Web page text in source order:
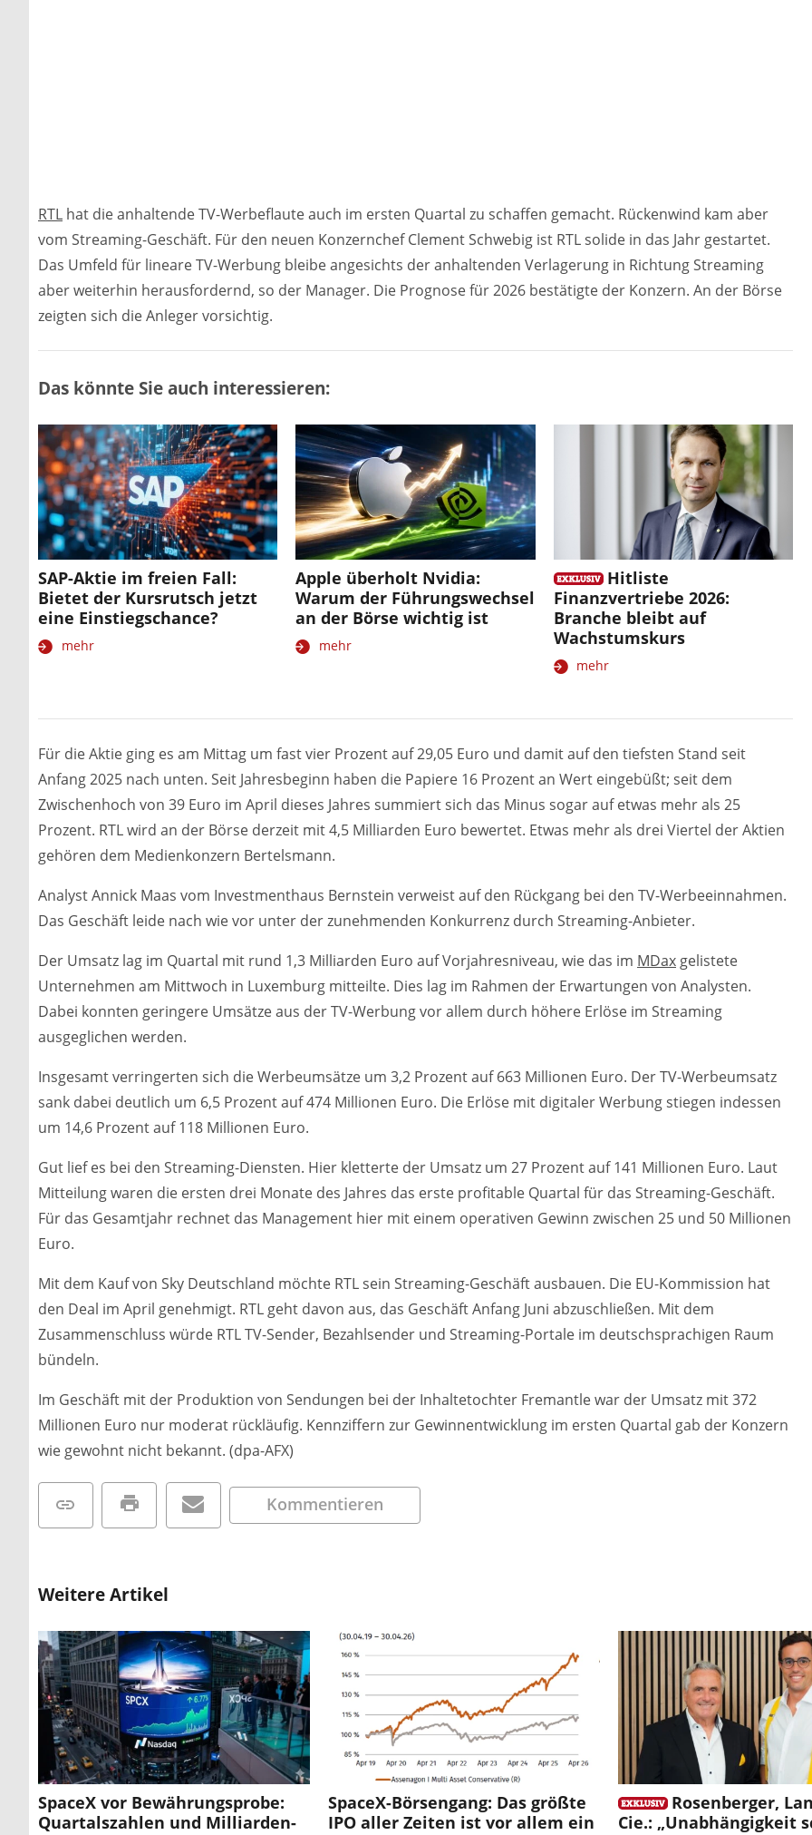
RTL hat die anhaltende TV-Werbeflaute auch im ersten Quartal zu schaffen gemacht. Rückenwind kam aber
vom Streaming-Geschäft. Für den neuen Konzernchef Clement Schwebig ist RTL solide in das Jahr gestartet.
Das Umfeld für lineare TV-Werbung bleibe angesichts der anhaltenden Verlagerung in Richtung Streaming
aber weiterhin herausfordernd, so der Manager. Die Prognose für 2026 bestätigte der Konzern. An der Börse
zeigten sich die Anleger vorsichtig.
Das könnte Sie auch interessieren:
SAP-Aktie im freien Fall:
Bietet der Kursrutsch jetzt
eine Einstiegschance?
mehr
Apple überholt Nvidia:
Warum der Führungswechsel
an der Börse wichtig ist
mehr
Hitliste
Finanzvertriebe 2026:
Branche bleibt auf
Wachstumskurs
mehr
Für die Aktie ging es am Mittag um fast vier Prozent auf 29,05 Euro und damit auf den tiefsten Stand seit
Anfang 2025 nach unten. Seit Jahresbeginn haben die Papiere 16 Prozent an Wert eingebüßt; seit dem
Zwischenhoch von 39 Euro im April dieses Jahres summiert sich das Minus sogar auf etwas mehr als 25
Prozent. RTL wird an der Börse derzeit mit 4,5 Milliarden Euro bewertet. Etwas mehr als drei Viertel der Aktien
gehören dem Medienkonzern Bertelsmann.
Analyst Annick Maas vom Investmenthaus Bernstein verweist auf den Rückgang bei den TV-Werbeeinnahmen.
Das Geschäft leide nach wie vor unter der zunehmenden Konkurrenz durch Streaming-Anbieter.
Der Umsatz lag im Quartal mit rund 1,3 Milliarden Euro auf Vorjahresniveau, wie das im MDax gelistete
Unternehmen am Mittwoch in Luxemburg mitteilte. Dies lag im Rahmen der Erwartungen von Analysten.
Dabei konnten geringere Umsätze aus der TV-Werbung vor allem durch höhere Erlöse im Streaming
ausgeglichen werden.
Insgesamt verringerten sich die Werbeumsätze um 3,2 Prozent auf 663 Millionen Euro. Der TV-Werbeumsatz
sank dabei deutlich um 6,5 Prozent auf 474 Millionen Euro. Die Erlöse mit digitaler Werbung stiegen indessen
um 14,6 Prozent auf 118 Millionen Euro.
Gut lief es bei den Streaming-Diensten. Hier kletterte der Umsatz um 27 Prozent auf 141 Millionen Euro. Laut
Mitteilung waren die ersten drei Monate des Jahres das erste profitable Quartal für das Streaming-Geschäft.
Für das Gesamtjahr rechnet das Management hier mit einem operativen Gewinn zwischen 25 und 50 Millionen
Euro.
Mit dem Kauf von Sky Deutschland möchte RTL sein Streaming-Geschäft ausbauen. Die EU-Kommission hat
den Deal im April genehmigt. RTL geht davon aus, das Geschäft Anfang Juni abzuschließen. Mit dem
Zusammenschluss würde RTL TV-Sender, Bezahlsender und Streaming-Portale im deutschsprachigen Raum
bündeln.
Im Geschäft mit der Produktion von Sendungen bei der Inhaltetochter Fremantle war der Umsatz mit 372
Millionen Euro nur moderat rückläufig. Kennziffern zur Gewinnentwicklung im ersten Quartal gab der Konzern
wie gewohnt nicht bekannt. (dpa-AFX)
Kommentieren
Weitere Artikel
SpaceX vor Bewährungsprobe:
Quartalszahlen und Milliarden-
SpaceX-Börsengang: Das größte
IPO aller Zeiten ist vor allem ein
Rosenberger,
Cie.: „Unabhängigkeit